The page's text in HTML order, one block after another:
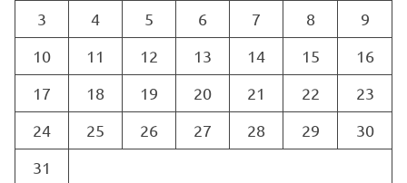
3
4 5 6 7 8
9
10
11 12 13 14 15
16
17
18 19 20 21 22
23
24
25 26 27 28 29
30
31